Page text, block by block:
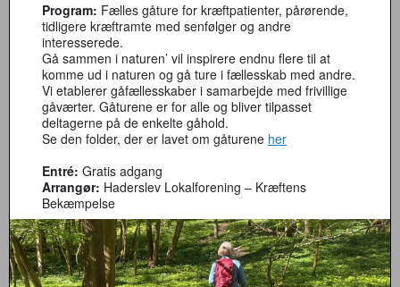
Program: Fælles gåture for kræftpatienter, pårørende,
tidligere kræftramte med senfølger og andre
interesserede.
Gå sammen i naturen’ vil inspirere endnu flere til at
komme ud i naturen og gå ture i fællesskab med andre.
Vi etablerer gåfællesskaber i samarbejde med frivillige
gåværter. Gåturene er for alle og bliver tilpasset
deltagerne på de enkelte gåhold.
Se den folder, der er lavet om gåturene her
Entré: Gratis adgang
Arrangør: Haderslev Lokalforening – Kræftens
Bekæmpelse